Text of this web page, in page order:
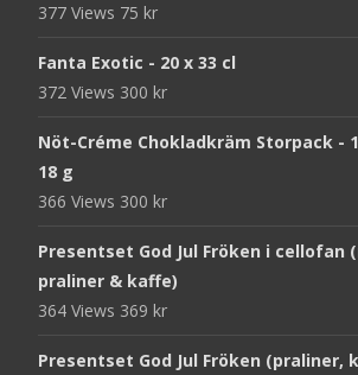
377 Views 75 kr
Fanta Exotic - 20 x 33 cl
372 Views 300 kr
Nöt-Créme Chokladkräm Storpack -
18 g
366 Views 300 kr
Presentset God Jul Fröken i cellofan
praliner & kaffe)
364 Views 369 kr
Presentset God Jul Fröken (praliner,